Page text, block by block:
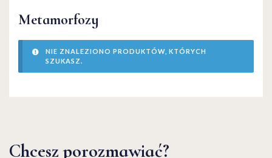
Metamorfozy
NIE ZNALEZIONO PRODUKTÓW, KTÓRYCH
SZUKASZ.
Chcesz porozmawiać?